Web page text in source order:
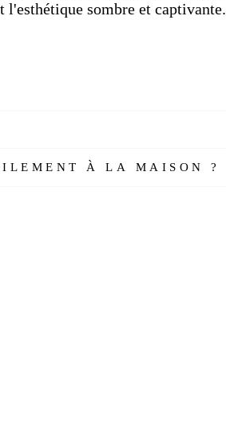
l'esthétique sombre et captivante.
en acier
À LA MAISON ?